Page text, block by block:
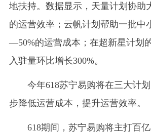
地扶持。数据显示，天量计划协助
的运营效率；云帆计划帮助一批中
—50%的运营成本；在超新星计划
入驻量环比增长300%。
今年618苏宁易购将在三大计
步降低运营成本，提升运营效率。
618期间，苏宁易购将主打百